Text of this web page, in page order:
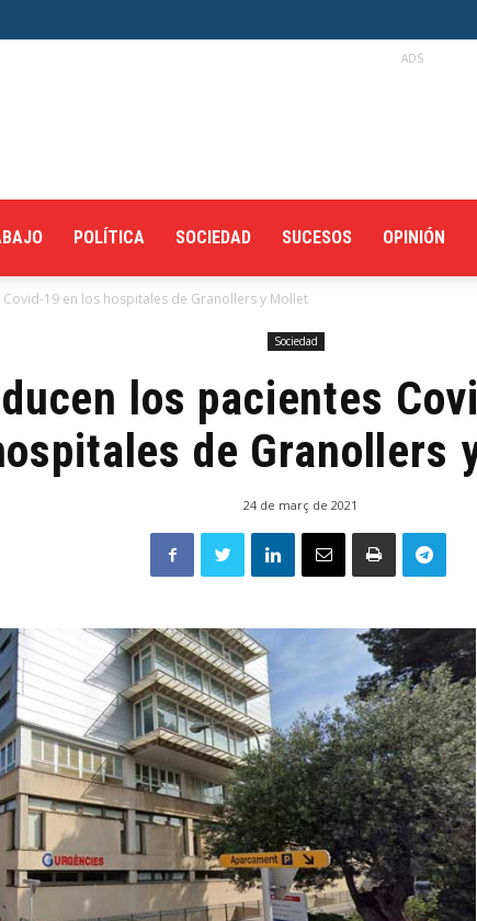
ADS
POLÍTICA SOCIEDAD SUCESOS OPINIÓN
19 en los hospitales de Granollers y Mollet
Sociedad
los pacientes
de Granollers
24 de març de 2021